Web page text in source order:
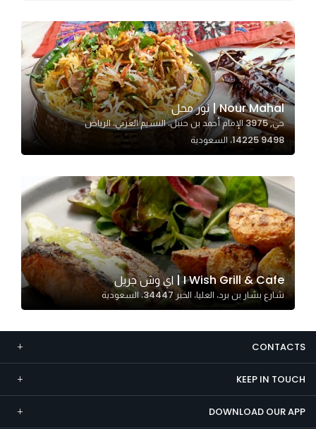
Nour Mahal | نور محل
حي, 3975 الإمام أحمد بن حنبل، النسيم الغربي، الرياض
14225 9498، السعودية
I Wish Grill & Cafe | اي وش جريل
شارع بشار بن برد، العليا، الخبر 34447، السعودية
CONTACTS
KEEP IN TOUCH
DOWNLOAD OUR APP
will
disappear
from the
website.
Marketing
By sharing
interests and
behavior as
you visit our
site, you
increase the
chance of
seeing
personalized